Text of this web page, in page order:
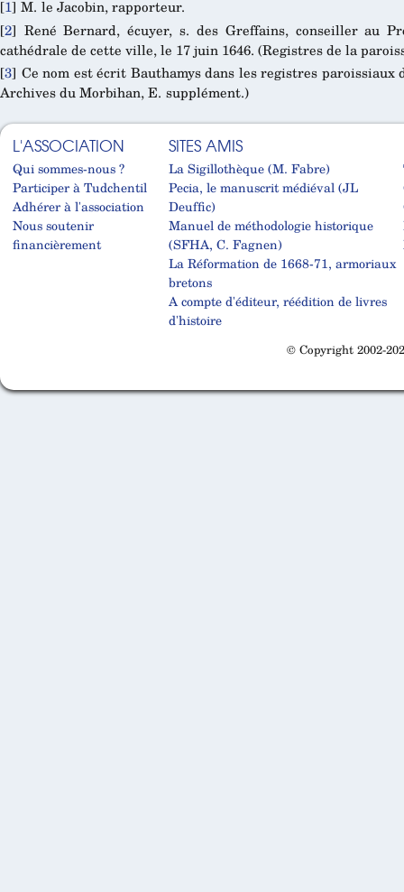
[1] M. le Jacobin, rapporteur.
[2] René Bernard, écuyer, s. des Greffains, conseiller au
cathédrale de cette ville, le 17 juin 1646. (Registres de la
[3] Ce nom est écrit Bauthamys dans les registres paroissiaux
Archives du Morbihan, E. supplément.)
L'ASSOCIATION
Qui sommes-nous ?
Participer à Tudchentil
Adhérer à l'association
Nous soutenir
financièrement
SITES AMIS
La Sigillothèque (M. Fabre)
Pecia, le manuscrit médiéval (JL
Deuffic)
Manuel de méthodologie historique
(SFHA, C. Fagnen)
La Réformation de 1668-71, armoriaux
bretons
A compte d'éditeur, réédition de livres
d'histoire
© Copyright 2002-